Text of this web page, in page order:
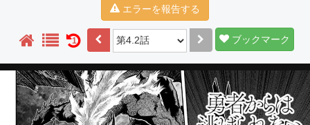
エラーを報告する
1 ブックマーク